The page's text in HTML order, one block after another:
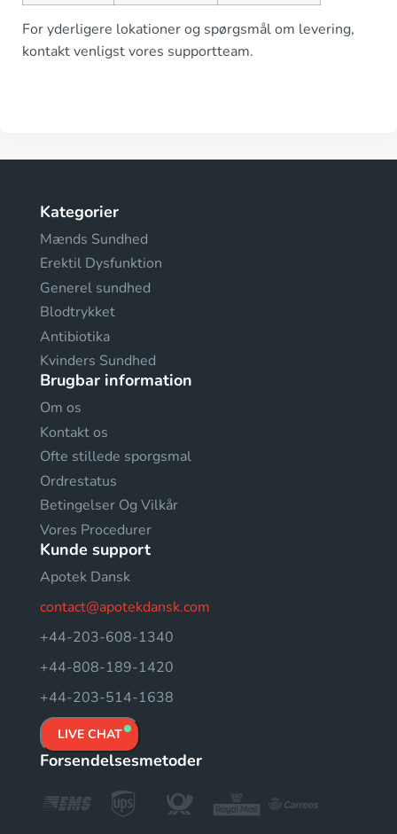
For yderligere lokationer og spørgsmål om levering,
kontakt venligst vores supportteam.
Kategorier
Mænds Sundhed
Erektil Dysfunktion
Generel sundhed
Blodtrykket
Antibiotika
Kvinders Sundhed
Brugbar information
Om os
Kontakt os
Ofte stillede sporgsmal
Ordrestatus
Betingelser Og Vilkår
Vores Procedurer
Kunde support
Apotek Dansk
contact@apotekdansk.com
+44-203-608-1340
+44-808-189-1420
+44-203-514-1638
LIVE CHAT
Forsendelsesmetoder